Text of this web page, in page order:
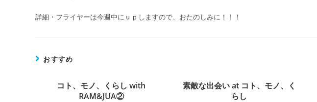
詳細・フライヤーは今週中にｕｐしますので、おたのしみに！！！
おすすめ
コト、モノ、くらし with
RAM&JUA②
素敵な出会い at コト、モノ、く
らし